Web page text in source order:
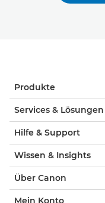
Produkte
Services & Lösungen
Hilfe & Support
Wissen & Insights
Über Canon
Mein Konto